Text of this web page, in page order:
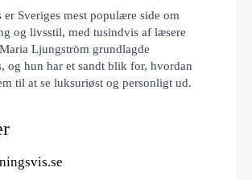
Sveriges mest populære side om
og livsstil, med tusindvis af læsere
Ljungström grundlagde
og hun har et sandt blik for, hvordan
til at se luksuriøst og personligt ud.